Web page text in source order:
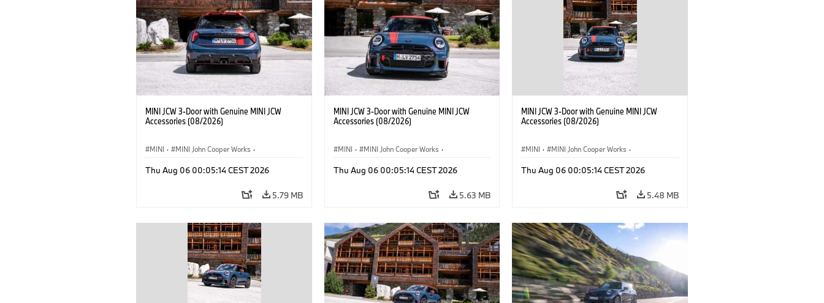
MINI JCW 3-Door with Genuine MINI JCW
Accessories (08/2026)
MINI · MINI John Cooper Works ·
Optional Extras, Accessories
Thu Aug 06 00:05:14 CEST 2026
5.79 MB
MINI JCW 3-Door with Genuine MINI JCW
Accessories (08/2026)
MINI · MINI John Cooper Works ·
Optional Extras, Accessories
Thu Aug 06 00:05:14 CEST 2026
5.63 MB
MINI JCW 3-Door with Genuine MINI JCW
Accessories (08/2026)
MINI · MINI John Cooper Works ·
Optional Extras, Accessories
Thu Aug 06 00:05:14 CEST 2026
5.48 MB